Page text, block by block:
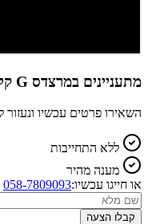
מתעניינים במרצדס G קלאס
השאירו פרטים עכשיו
ללא התחייבות
מענה מהיר
או חייגו עכשיו:058-7809093
קבלו הצעה